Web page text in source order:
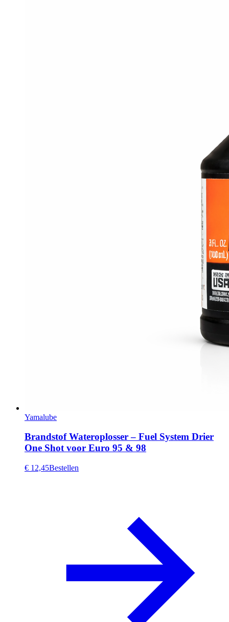
Yamalube
Brandstof Wateroplosser – Fuel System Drier
One Shot voor Euro 95 & 98
€ 12,45Bestellen